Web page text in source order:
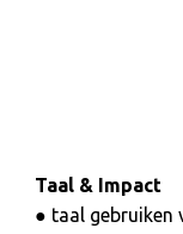
Taal & Impact
● taal gebruiken